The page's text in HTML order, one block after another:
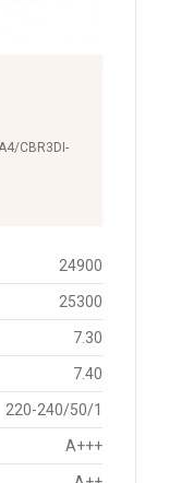
CBR3DI-
24900
25300
7.30
7.40
220-240/50/1
A+++